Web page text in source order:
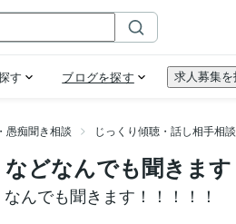
愚痴聞き相談 じっくり傾聴・話し相手相談
どなんでも聞きます
んでも聞きます！！！！！